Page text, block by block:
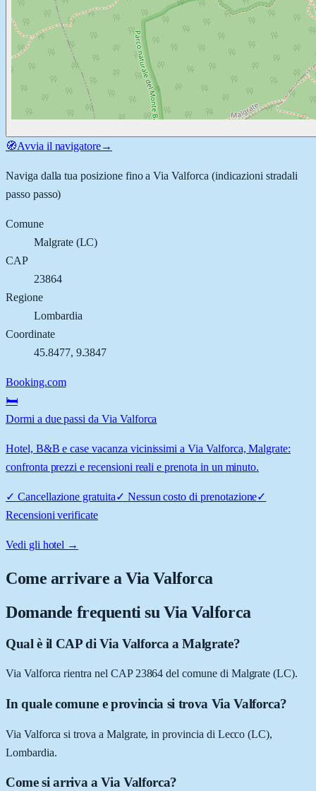
🧭Avvia il navigatore→
Naviga dalla tua posizione fino aVia Valforca (indicazioni stradali
passo passo)
Comune
Malgrate(LC)
CAP
23864
Regione
Lombardia
Coordinate
45.8477, 9.3847
Booking.com
🛏️
Dormi a due passi da Via Valforca
Hotel, B&B e case vacanza vicinissimi a Via Valforca, Malgrate:
confronta prezzi e recensioni reali e prenota in un minuto.
✓ Cancellazione gratuita✓ Nessun costo di prenotazione✓
Recensioni verificate
Vedi gli hotel →
Come arrivare aVia Valforca
Domande frequenti su Via Valforca
Qual è il CAP di Via Valforca a Malgrate?
Via Valforca rientra nel CAP 23864 del comune di Malgrate (LC).
In quale comune e provincia si trova Via Valforca?
Via Valforca si trova a Malgrate, in provincia di Lecco (LC),
Lombardia.
Come si arriva a Via Valforca?